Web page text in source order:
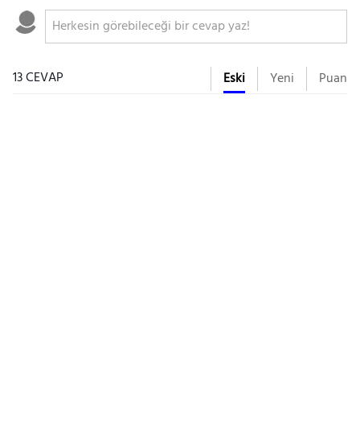
13 CEVAP Eski Yeni Puan